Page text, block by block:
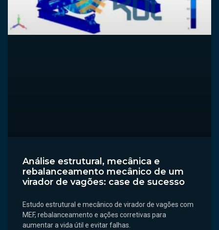
Análise estrutural, mecânica e
rebalanceamento mecânico de um
virador de vagões: case de sucesso
Estudo estrutural e mecânico de virador de vagões com
MEF, rebalanceamento e ações corretivas para
aumentar a vida útil e evitar falhas.